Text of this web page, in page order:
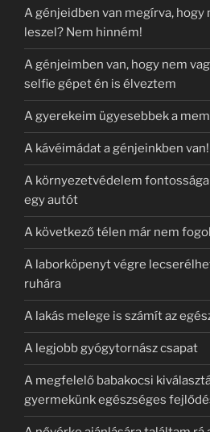
A génjeidben van megírva,
leszel? Nem hinném!
A génjeimben van, hogy nem
selfie gépet én is élveztem
A gyerekeim ügyesebbek a
A kávéimádat a génjeinkben van!
A környezetvédelem
egy autót
A következő télen már nem
A laborköpenyt végre
ruhára
A lakás melege is számít az
A legjobb gyógytornász csapat
A megfelelő babakocsi
gyermekünk egészséges